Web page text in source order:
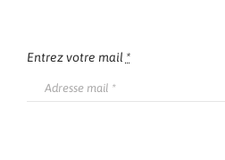
Entrez votre mail *